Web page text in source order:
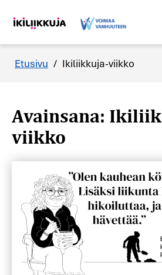
Etusivu / Ikiliikkuja-viikko
Avainsana:
viikko